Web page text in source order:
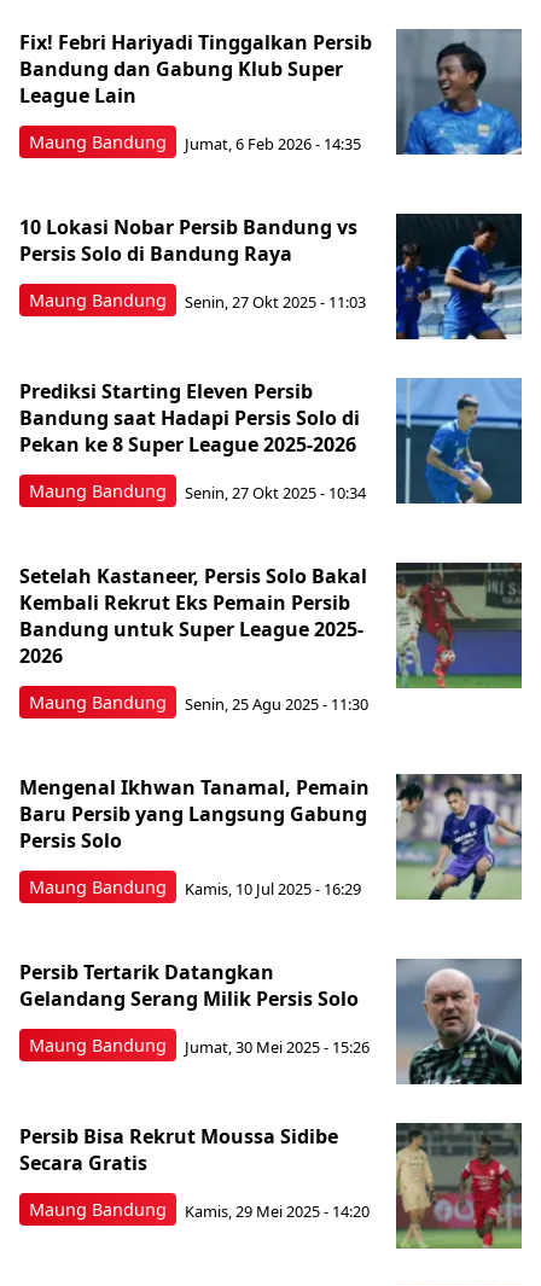
Maung Bandung
Fix! Febri Hariyadi Tinggalkan Persib
Bandung dan Gabung Klub Super
League Lain
Jumat, 6 Feb 2026 - 14:35
Maung Bandung
10 Lokasi Nobar Persib Bandung vs
Persis Solo di Bandung Raya
Senin, 27 Okt 2025 - 11:03
Maung Bandung
Prediksi Starting Eleven Persib
Bandung saat Hadapi Persis Solo di
Pekan ke 8 Super League 2025-2026
Senin, 27 Okt 2025 - 10:34
Maung Bandung
Setelah Kastaneer, Persis Solo Bakal
Kembali Rekrut Eks Pemain Persib
Bandung untuk Super League 2025-
2026
Senin, 25 Agu 2025 - 11:30
Maung Bandung
Mengenal Ikhwan Tanamal, Pemain
Baru Persib yang Langsung Gabung
Persis Solo
Kamis, 10 Jul 2025 - 16:29
Maung Bandung
Persib Tertarik Datangkan
Gelandang Serang Milik Persis Solo
Jumat, 30 Mei 2025 - 15:26
Maung Bandung
Persib Bisa Rekrut Moussa Sidibe
Secara Gratis
Kamis, 29 Mei 2025 - 14:20